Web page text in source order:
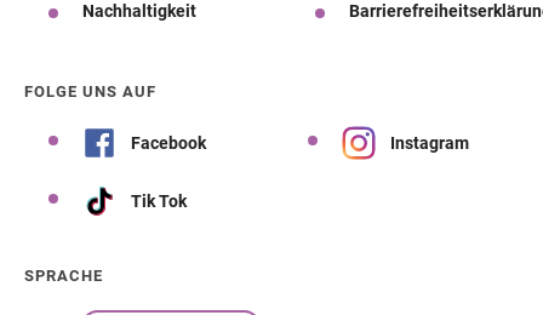
Nachhaltigkeit
FOLGE UNS AUF
Facebook Instagram
Tik Tok
SPRACHE